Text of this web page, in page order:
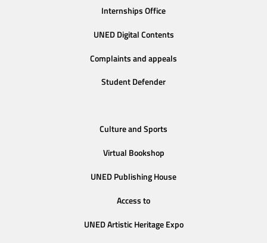
Internships Office
UNED Digital Contents
Complaints and appeals
Student Defender
Culture and Sports
Virtual Bookshop
UNED Publishing House
Access to
UNED Artistic Heritage Expo